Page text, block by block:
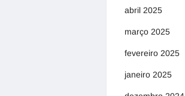
abril 2025
março 2025
fevereiro 2025
janeiro 2025